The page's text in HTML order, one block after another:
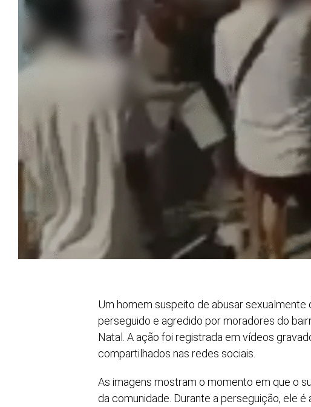
Um homem suspeito de abusar sexualmente
perseguido e agredido por moradores do
Natal. A ação foi registrada em vídeos
compartilhados nas redes sociais.
As imagens mostram o momento em que o
da comunidade. Durante a perseguição, ele